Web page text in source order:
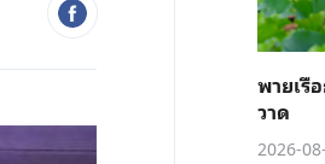
พายเรื
วาด
2026-